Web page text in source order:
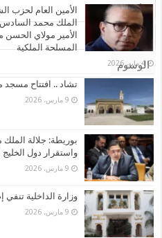
الأشهر
تعليقات
الوسوم
الأمين العام لحزب
الملك محمد السادس
الأمير مولاي
المسلحة الملكية
4 مايو، 2026
تشاد .. افتتاح مسجد
9 مارس، 2026
بوريطة: جلالة
واستقرار دول
9 مارس، 2026
وزارة الداخلية
9 مارس، 2026